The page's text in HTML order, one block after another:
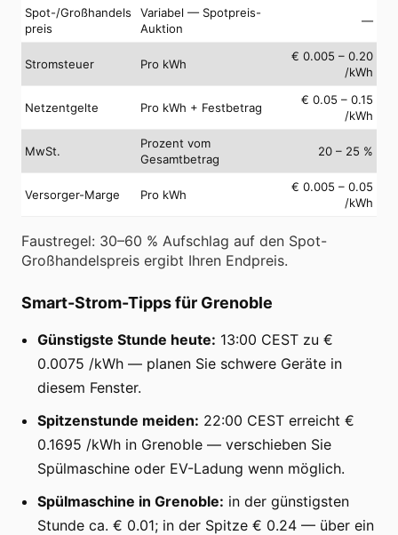
Spot-/Großhandels
preis
Variabel — Spotpreis-
Auktion
—
Stromsteuer Pro kWh
€ 0.005 – 0.20
/kWh
Netzentgelte Pro kWh + Festbetrag
€ 0.05 – 0.15
/kWh
MwSt.
Prozent vom
Gesamtbetrag
20 – 25 %
Versorger-Marge Pro kWh
€ 0.005 – 0.05
/kWh
Faustregel: 30–60 % Aufschlag auf den Spot-
Großhandelspreis ergibt Ihren Endpreis.
Smart-Strom-Tipps für Grenoble
Günstigste Stunde heute: 13:00 CEST zu €
0.0075 /kWh — planen Sie schwere Geräte in
diesem Fenster.
Spitzenstunde meiden: 22:00 CEST erreicht €
0.1695 /kWh in Grenoble — verschieben Sie
Spülmaschine oder EV-Ladung wenn möglich.
Spülmaschine in Grenoble: in der günstigsten
Stunde ca. € 0.01; in der Spitze € 0.24 — über ein